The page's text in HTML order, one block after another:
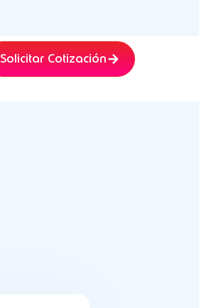
Solicitar Cotización